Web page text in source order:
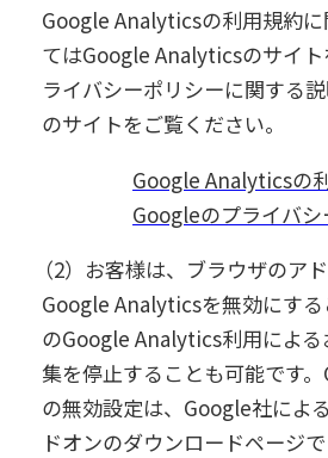
Google Analyticsの利用規約
てはGoogle Analyticsのサイ
ライバシーポリシーに関する
のサイトをご覧ください。
Google Analyticsの
Googleのプライバ
（2）お客様は、ブラウザのアドオン設定で
Google Analyticsを無効にす
のGoogle Analytics利用によ
集を停止することも可能です
の無効設定は、Google社によ
ドオンのダウンロードページ